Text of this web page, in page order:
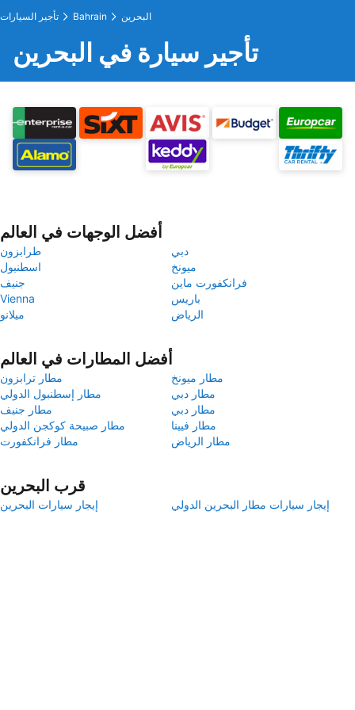
تأجير السيارات Bahrain البحرين
تأجير سيارة في البحرين
أفضل الوجهات في العالم
طرابزون
دبي
اسطنبول
ميونخ
جنيف
فرانكفورت ماين
Vienna
باريس
ميلانو
الرياض
أفضل المطارات في العالم
مطار ترابزون
مطار ميونخ
مطار إسطنبول الدولي
مطار دبي
مطار جنيف
مطار دبي
مطار صبيحة كوكجن الدولي
مطار فيينا
مطار فرانكفورت
مطار الرياض
قرب البحرين
إيجار سيارات البحرين إيجار سيارات مطار البحرين الدولي